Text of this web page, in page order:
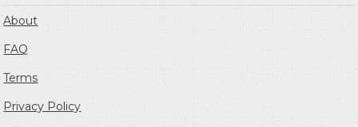
About
FAQ
Terms
Privacy Policy